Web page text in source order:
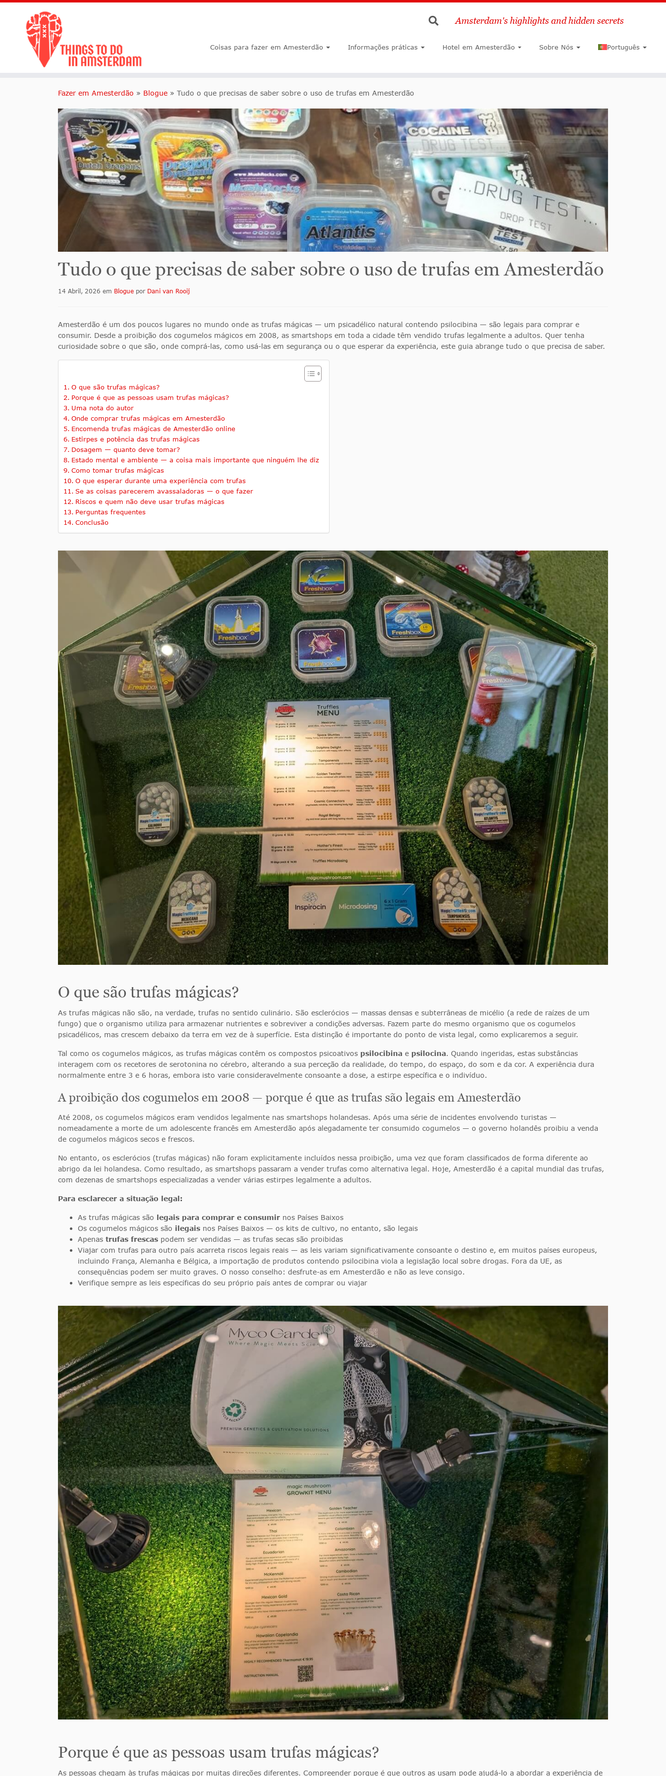
Pesquisar
Amsterdam's highlights and hidden secrets
Coisas para fazer em Amesterdão Informações práticas Hotel em Amesterdão Sobre Nós Português
Fazer em Amesterdão » Blogue » Tudo o que precisas de saber sobre o uso de trufas em Amesterdão
Tudo o que precisas de saber sobre o uso de trufas em Amesterdão
14 Abril, 2026 em Blogue por Dani van Rooij
Amesterdão é um dos poucos lugares no mundo onde as trufas mágicas — um psicadélico natural contendo psilocibina — são legais para comprar e
consumir. Desde a proibição dos cogumelos mágicos em 2008, as smartshops em toda a cidade têm vendido trufas legalmente a adultos. Quer tenha
curiosidade sobre o que são, onde comprá-las, como usá-las em segurança ou o que esperar da experiência, este guia abrange tudo o que precisa de saber.
O que são trufas mágicas?
Porque é que as pessoas usam trufas mágicas?
Uma nota do autor
Onde comprar trufas mágicas em Amesterdão
Encomenda trufas mágicas de Amesterdão online
Estirpes e potência das trufas mágicas
Dosagem — quanto deve tomar?
Estado mental e ambiente — a coisa mais importante que ninguém lhe diz
Como tomar trufas mágicas
O que esperar durante uma experiência com trufas
Se as coisas parecerem avassaladoras — o que fazer
Riscos e quem não deve usar trufas mágicas
Perguntas frequentes
Conclusão
O que são trufas mágicas?
As trufas mágicas não são, na verdade, trufas no sentido culinário. São esclerócios — massas densas e subterrâneas de micélio (a rede de raízes de um
fungo) que o organismo utiliza para armazenar nutrientes e sobreviver a condições adversas. Fazem parte do mesmo organismo que os cogumelos
psicadélicos, mas crescem debaixo da terra em vez de à superfície. Esta distinção é importante do ponto de vista legal, como explicaremos a seguir.
Tal como os cogumelos mágicos, as trufas mágicas contêm os compostos psicoativos psilocibina e psilocina. Quando ingeridas, estas substâncias
interagem com os recetores de serotonina no cérebro, alterando a sua perceção da realidade, do tempo, do espaço, do som e da cor. A experiência dura
normalmente entre 3 e 6 horas, embora isto varie consideravelmente consoante a dose, a estirpe específica e o indivíduo.
A proibição dos cogumelos em 2008 — porque é que as trufas são legais em Amesterdão
Até 2008, os cogumelos mágicos eram vendidos legalmente nas smartshops holandesas. Após uma série de incidentes envolvendo turistas —
nomeadamente a morte de um adolescente francês em Amesterdão após alegadamente ter consumido cogumelos — o governo holandês proibiu a venda
de cogumelos mágicos secos e frescos.
No entanto, os esclerócios (trufas mágicas) não foram explicitamente incluídos nessa proibição, uma vez que foram classificados de forma diferente ao
abrigo da lei holandesa. Como resultado, as smartshops passaram a vender trufas como alternativa legal. Hoje, Amesterdão é a capital mundial das trufas,
com dezenas de smartshops especializadas a vender várias estirpes legalmente a adultos.
Para esclarecer a situação legal:
As trufas mágicas são legais para comprar e consumir nos Países Baixos
Os cogumelos mágicos são ilegais nos Países Baixos — os kits de cultivo, no entanto, são legais
Apenas trufas frescas podem ser vendidas — as trufas secas são proibidas
Viajar com trufas para outro país acarreta riscos legais reais — as leis variam significativamente consoante o destino e, em muitos países europeus,
incluindo França, Alemanha e Bélgica, a importação de produtos contendo psilocibina viola a legislação local sobre drogas. Fora da UE, as
consequências podem ser muito graves. O nosso conselho: desfrute-as em Amesterdão e não as leve consigo.
Verifique sempre as leis específicas do seu próprio país antes de comprar ou viajar
Porque é que as pessoas usam trufas mágicas?
As pessoas chegam às trufas mágicas por muitas direções diferentes. Compreender porque é que outros as usam pode ajudá-lo a abordar a experiência de